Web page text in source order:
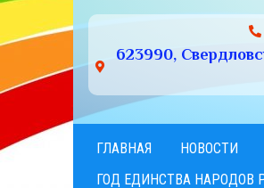
623990,
ГЛАВНАЯ НОВОСТИ
ГОД ЕДИНСТВА НАРОДОВ